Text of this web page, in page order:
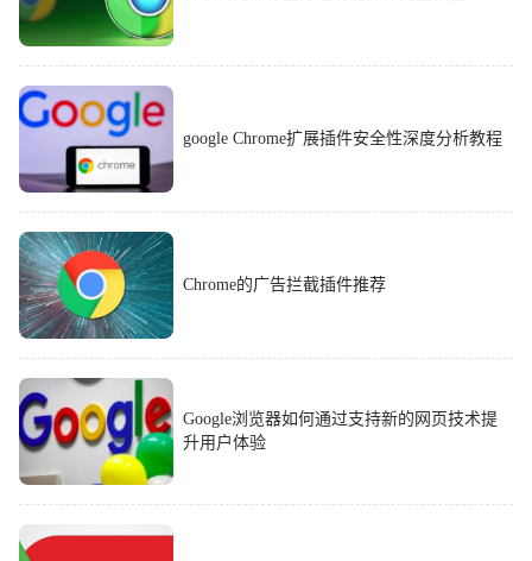
google Chrome扩展插件安全性深度分析教程
Chrome的广告拦截插件推荐
Google浏览器如何通过支持新的网页技术提
升用户体验